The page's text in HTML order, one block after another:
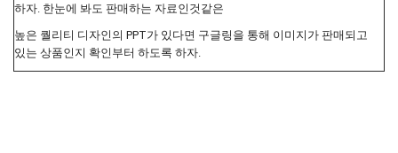
하자. 한눈에 봐도 판매하는 자료인것같은
높은 퀄리티 디자인의 PPT가 있다면 구글링을 통해 이미지가 판매되고
있는 상품인지 확인부터 하도록 하자.